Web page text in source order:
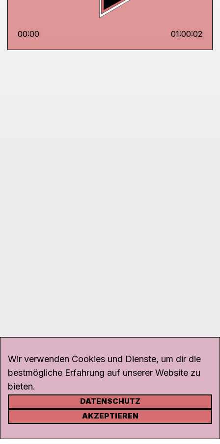
00:00 01:00:02
KONTAKT
Wir verwenden Cookies und Dienste, um dir die
bestmögliche Erfahrung auf unserer Website zu
bieten.
DATENSCHUTZ
AKZEPTIEREN